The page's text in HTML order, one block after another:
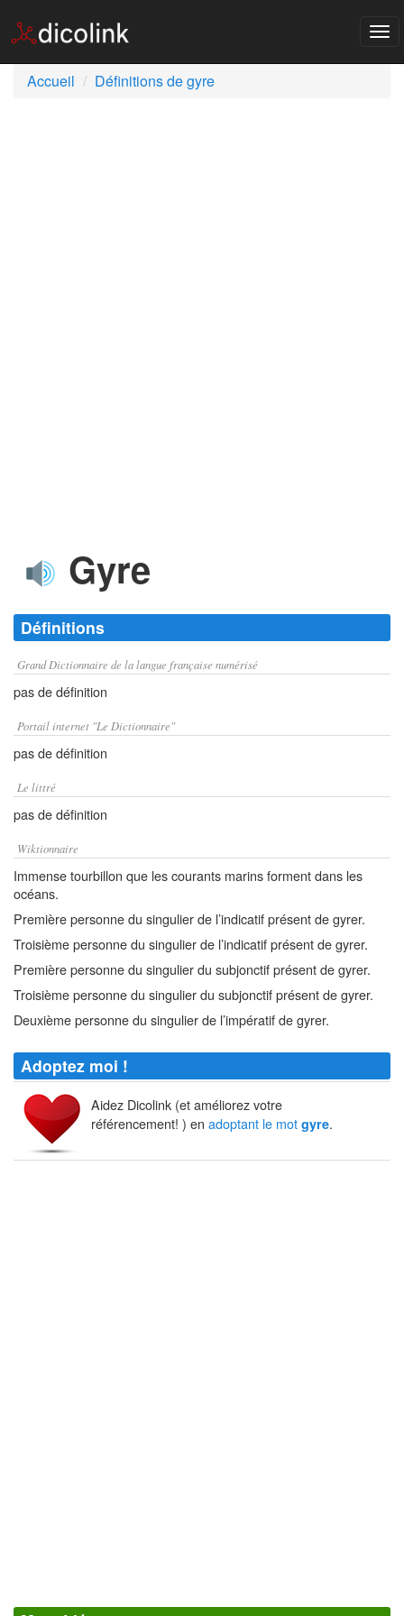
Accueil
Définitions de gyre
Gyre
Définitions
Grand Dictionnaire de la langue française numérisé
pas de définition
Portail internet "Le Dictionnaire"
pas de définition
Le littré
pas de définition
Wiktionnaire
Immense tourbillon que les courants marins forment dans les
océans.
Première personne du singulier de l’indicatif présent de gyrer.
Troisième personne du singulier de l’indicatif présent de gyrer.
Première personne du singulier du subjonctif présent de gyrer.
Troisième personne du singulier du subjonctif présent de gyrer.
Deuxième personne du singulier de l’impératif de gyrer.
Adoptez moi !
Aidez Dicolink (et améliorez votre
référencement! ) en adoptant le mot gyre.